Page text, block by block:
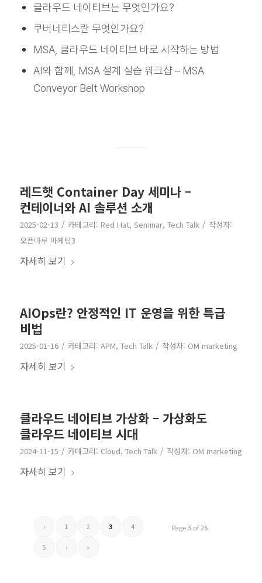
클라우드 네이티브는 무엇인가요?
쿠버네티스란 무엇인가요?
MSA, 클라우드 네이티브 바로 시작하는 방법
AI와 함께, MSA 설계 실습 워크샵 – MSA
Conveyor Belt Workshop
레드햇 Container Day 세미나 –
컨테이너와 AI 솔루션 소개
2025-02-13 / 카테고리: Red Hat, Seminar, Tech Talk / 작성자:
오픈마루 마케팅3
자세히 보기
AIOps란? 안정적인 IT 운영을 위한 특급
비법
2025-01-16 / 카테고리: APM, Tech Talk / 작성자: OM marketing
자세히 보기
클라우드 네이티브 가상화 – 가상화도
클라우드 네이티브 시대
2024-11-15 / 카테고리: Cloud, Tech Talk / 작성자: OM marketing
자세히 보기
Page 3 of 26
‹ 1 2 3 4
5 › »